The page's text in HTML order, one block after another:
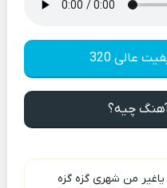
عالی 320
چیه؟
من شهری گزه گزه